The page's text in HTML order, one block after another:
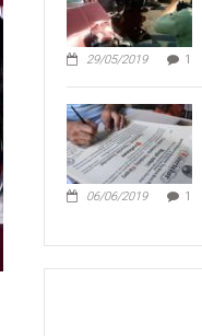
29/05/2019 1
06/06/2019 1